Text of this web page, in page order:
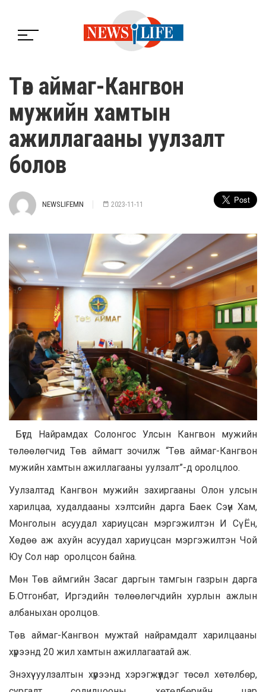
Төв аймаг-Кангвон
мужийн хамтын
ажиллагааны уулзалт
болов
NEWSLIFEMN 2023-11-11
Бүгд Найрамдах Солонгос Улсын Кангвон мужийн
төлөөлөгчид Төв аймагт зочилж “Төв аймаг-Кангвон
мужийн хамтын ажиллагааны уулзалт”-д оролцлоо.
Уулзалтад Кангвон мужийн захиргааны Олон улсын
харилцаа, худалдааны хэлтсийн дарга Баек Сэүн Хам,
Монголын асуудал хариуцсан мэргэжилтэн И Сү Ён,
Хөдөө аж ахуйн асуудал хариуцсан мэргэжилтэн Чой
Юу Сол нар оролцсон байна.
Мөн Төв аймгийн Засаг даргын тамгын газрын дарга
Б.Отгонбат, Иргэдийн төлөөлөгчдийн хурлын ажлын
албаныхан оролцов.
Төв аймаг-Кангвон мужтай найрамдалт харилцааны
хүрээнд 20 жил хамтын ажиллагаатай аж.
Энэхүү уулзалтын хүрээнд хэрэгжүүлдэг төсөл хөтөлбөр,